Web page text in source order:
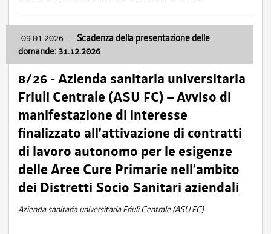
09.01.2026 - Scadenza della presentazione delle
domande: 31.12.2026
8/26 - Azienda sanitaria universitaria
Friuli Centrale (ASU FC) – Avviso di
manifestazione di interesse
finalizzato all’attivazione di contratti
di lavoro autonomo per le esigenze
delle Aree Cure Primarie nell’ambito
dei Distretti Socio Sanitari aziendali
Azienda sanitaria universitaria Friuli Centrale (ASU FC)